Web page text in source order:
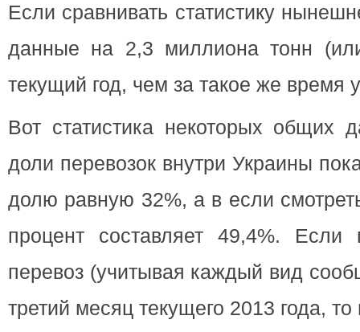
Если сравнивать статистику
данные на 2,3 миллиона тонн
текущий год, чем за такое же время
Вот статистика некоторых общих
доли перевозок внутри Украины
долю равную 32%, а в если
процент составляет 49,4%. Если
перевоз (учитывая каждый вид
третий месяц текущего 2013 года,